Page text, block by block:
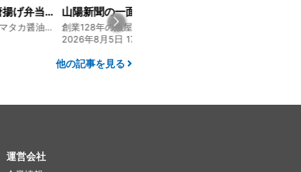
大人気メニュー「唐揚げ弁当」のレシピをご紹介します！
130年の伝統と革新 ヤマタカ醤油ファンド
2026年8月5日 17:24
他の記事を見る
運営会社